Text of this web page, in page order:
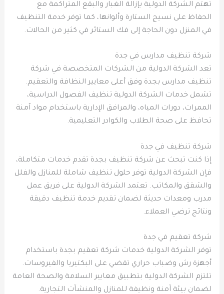
تهتم الشركة الدولية بإزالة الغبار والبقع المتراكمة مع
الحفاظ على نسيج الستارة وألوانها، كما توفر خدمة التنظيف
في المنزل دون الحاجة إلى فك الستائر في كثير من الحالات.
شركة تنظيف مدارس في جدة
تعد الشركة الدولية من الشركات المتخصصة في شركة
تنظيف مدارس بجدة وفق أعلى معايير النظافة والتعقيم.
تشمل خدمات الشركة الدولية تنظيف الفصول الدراسية،
الممرات، دورات المياه، والمرافق الإدارية باستخدام مواد آمنة
تحافظ على صحة الطلاب والكوادر التعليمية.
شركة تنظيف في جدة
إذا كنت تبحث عن شركة تنظيف بجدة تقدم خدمات متكاملة،
فإن الشركة الدولية توفر حلول تنظيف شاملة للمنازل والفلل
والشقق والمكاتب. تعتمد الشركة الدولية على فريق عمل
مدرب ومعدات حديثة لضمان تقديم خدمة تنظيف دقيقة
ونتائج ترضي العملاء.
شركة تعقيم في جدة
توفر الشركة الدولية خدمات شركة تعقيم بجدة باستخدام
أجهزة رش وضباب حراري تقضي على البكتيريا والفيروسات.
تلتزم الشركة الدولية بتطبيق معايير السلامة والصحة العامة
لضمان بيئة آمنة ونظيفة للمنازل والمنشآت التجارية.